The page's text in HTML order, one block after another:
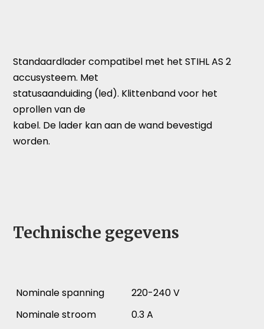
Standaardlader compatibel met het STIHL AS 2
accusysteem. Met
statusaanduiding (led). Klittenband voor het
oprollen van de
kabel. De lader kan aan de wand bevestigd
worden.
Technische gegevens
Nominale spanning
220-240 V
Nominale stroom
0.3 A